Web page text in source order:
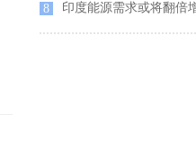
8 印度能源需求或将翻倍增长 莫